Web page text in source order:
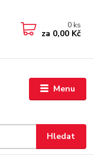
Menu
Hledat
0 ks
za 0,00 Kč